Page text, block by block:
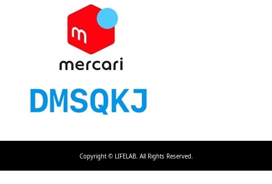
Copyright ©LIFELAB. All Rights Reserved.